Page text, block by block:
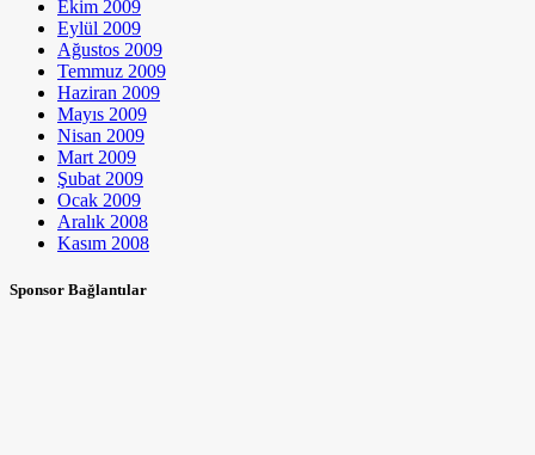
Ekim 2009
Eylül 2009
Ağustos 2009
Temmuz 2009
Haziran 2009
Mayıs 2009
Nisan 2009
Mart 2009
Şubat 2009
Ocak 2009
Aralık 2008
Kasım 2008
Sponsor Bağlantılar